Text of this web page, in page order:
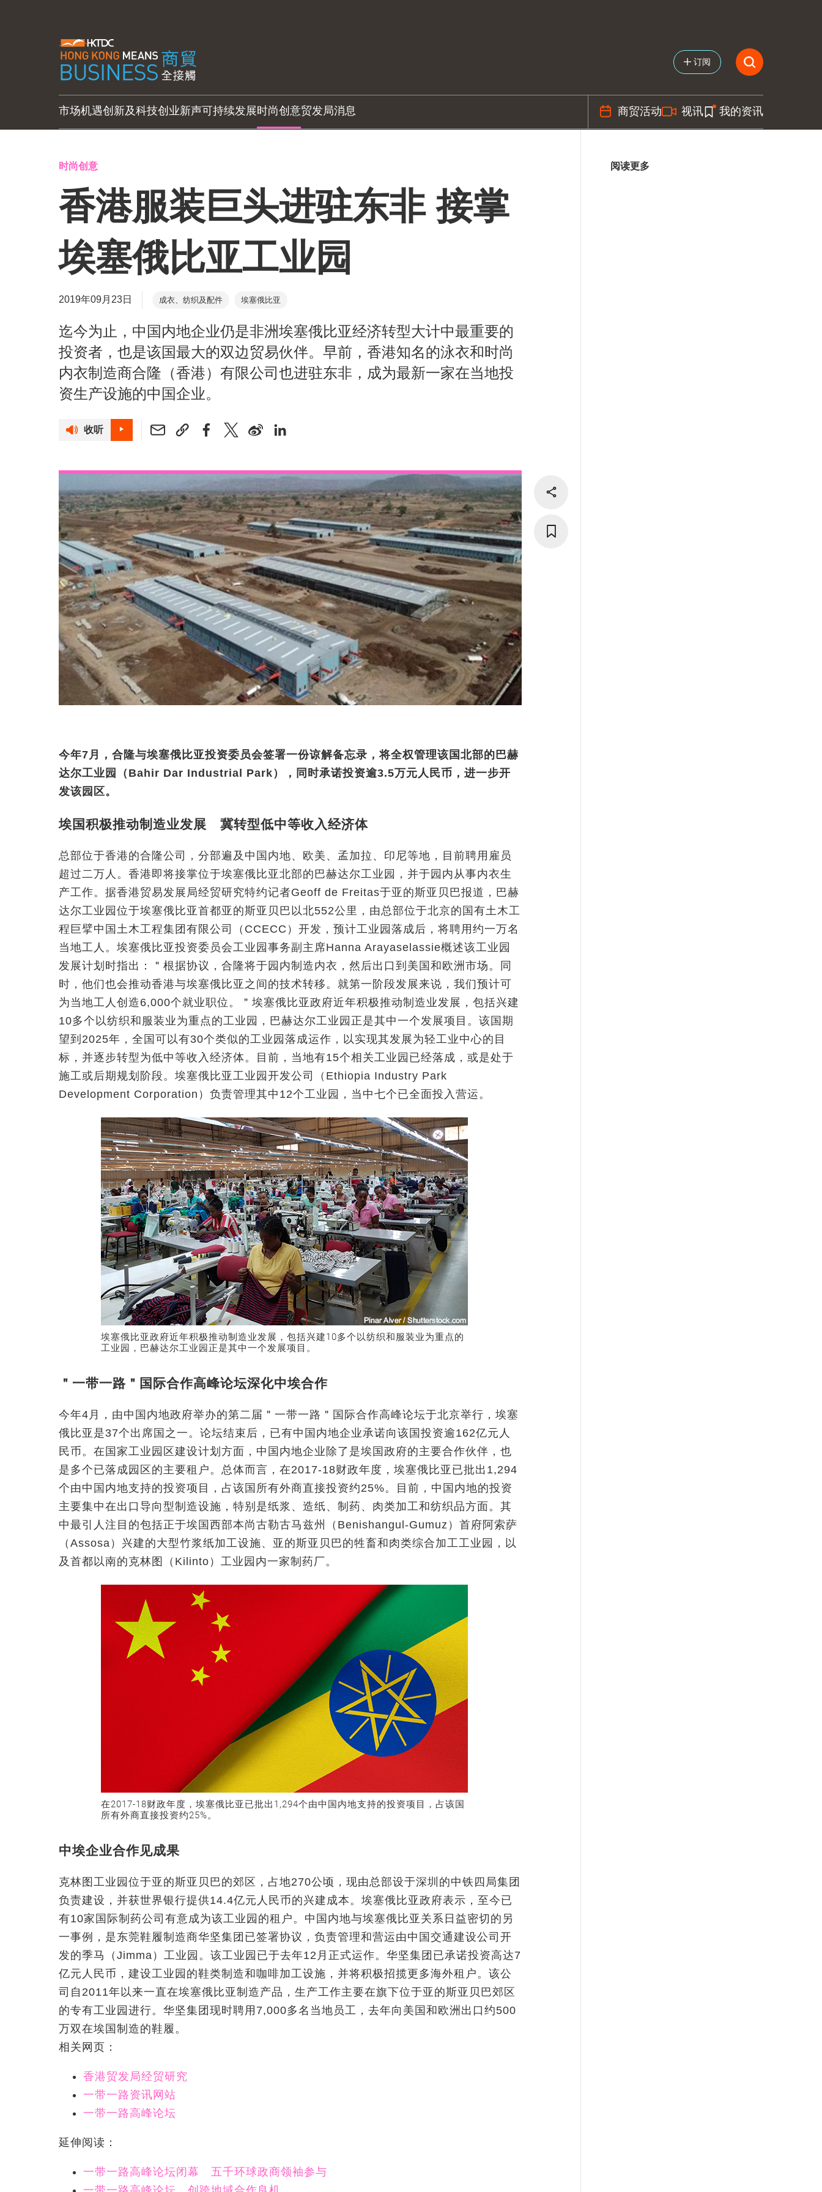
订阅
市场机遇创新及科技创业新声可持续发展时尚创意贸发局消息 商贸活动 视讯 我的资讯
时尚创意
香港服装巨头进驻东非 接掌
埃塞俄比亚工业园
2019年09月23日 成衣、纺织及配件 埃塞俄比亚
迄今为止，中国内地企业仍是非洲埃塞俄比亚经济转型大计中最重要的
投资者，也是该国最大的双边贸易伙伴。早前，香港知名的泳衣和时尚
内衣制造商合隆（香港）有限公司也进驻东非，成为最新一家在当地投
资生产设施的中国企业。
收听
今年7月，合隆与埃塞俄比亚投资委员会签署一份谅解备忘录，将全权管理该国北部的巴赫
达尔工业园（Bahir Dar Industrial Park），同时承诺投资逾3.5万元人民币，进一步开
发该园区。
埃国积极推动制造业发展 冀转型低中等收入经济体
总部位于香港的合隆公司，分部遍及中国内地、欧美、孟加拉、印尼等地，目前聘用雇员
超过二万人。香港即将接掌位于埃塞俄比亚北部的巴赫达尔工业园，并于园内从事内衣生
产工作。据香港贸易发展局经贸研究特约记者Geoff de Freitas于亚的斯亚贝巴报道，巴赫
达尔工业园位于埃塞俄比亚首都亚的斯亚贝巴以北552公里，由总部位于北京的国有土木工
程巨擘中国土木工程集团有限公司（CCECC）开发，预计工业园落成后，将聘用约一万名
当地工人。埃塞俄比亚投资委员会工业园事务副主席Hanna Arayaselassie概述该工业园
发展计划时指出：＂根据协议，合隆将于园内制造内衣，然后出口到美国和欧洲市场。同
时，他们也会推动香港与埃塞俄比亚之间的技术转移。就第一阶段发展来说，我们预计可
为当地工人创造6,000个就业职位。＂埃塞俄比亚政府近年积极推动制造业发展，包括兴建
10多个以纺织和服装业为重点的工业园，巴赫达尔工业园正是其中一个发展项目。该国期
望到2025年，全国可以有30个类似的工业园落成运作，以实现其发展为轻工业中心的目
标，并逐步转型为低中等收入经济体。目前，当地有15个相关工业园已经落成，或是处于
施工或后期规划阶段。埃塞俄比亚工业园开发公司（Ethiopia Industry Park
Development Corporation）负责管理其中12个工业园，当中七个已全面投入营运。
埃塞俄比亚政府近年积极推动制造业发展，包括兴建10多个以纺织和服装业为重点的
工业园，巴赫达尔工业园正是其中一个发展项目。
＂一带一路＂国际合作高峰论坛深化中埃合作
今年4月，由中国内地政府举办的第二届＂一带一路＂国际合作高峰论坛于北京举行，埃塞
俄比亚是37个出席国之一。论坛结束后，已有中国内地企业承诺向该国投资逾162亿元人
民币。在国家工业园区建设计划方面，中国内地企业除了是埃国政府的主要合作伙伴，也
是多个已落成园区的主要租户。总体而言，在2017-18财政年度，埃塞俄比亚已批出1,294
个由中国内地支持的投资项目，占该国所有外商直接投资约25%。目前，中国内地的投资
主要集中在出口导向型制造设施，特别是纸浆、造纸、制药、肉类加工和纺织品方面。其
中最引人注目的包括正于埃国西部本尚古勒古马兹州（Benishangul-Gumuz）首府阿索萨
（Assosa）兴建的大型竹浆纸加工设施、亚的斯亚贝巴的牲畜和肉类综合加工工业园，以
及首都以南的克林图（Kilinto）工业园内一家制药厂。
在2017-18财政年度，埃塞俄比亚已批出1,294个由中国内地支持的投资项目，占该国
所有外商直接投资约25%。
中埃企业合作见成果
克林图工业园位于亚的斯亚贝巴的郊区，占地270公顷，现由总部设于深圳的中铁四局集团
负责建设，并获世界银行提供14.4亿元人民币的兴建成本。埃塞俄比亚政府表示，至今已
有10家国际制药公司有意成为该工业园的租户。中国内地与埃塞俄比亚关系日益密切的另
一事例，是东莞鞋履制造商华坚集团已签署协议，负责管理和营运由中国交通建设公司开
发的季马（Jimma）工业园。该工业园已于去年12月正式运作。华坚集团已承诺投资高达7
亿元人民币，建设工业园的鞋类制造和咖啡加工设施，并将积极招揽更多海外租户。该公
司自2011年以来一直在埃塞俄比亚制造产品，生产工作主要在旗下位于亚的斯亚贝巴郊区
的专有工业园进行。华坚集团现时聘用7,000多名当地员工，去年向美国和欧洲出口约500
万双在埃国制造的鞋履。
相关网页：
香港贸发局经贸研究
一带一路资讯网站
一带一路高峰论坛
延伸阅读：
一带一路高峰论坛闭幕 五千环球政商领袖参与
阅读更多